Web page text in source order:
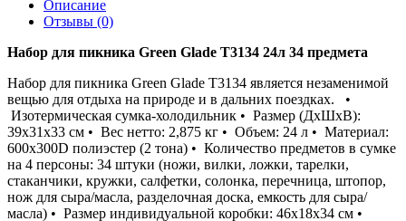
Описание
Отзывы (0)
Набор для пикника Green Glade Т3134 24л 34 предмета
Набор для пикника Green Glade T3134 является незаменимой
вещью для отдыха на природе и в дальних поездках. •
Изотермическая сумка-холодильник • Размер (ДхШхВ):
39х31х33 см • Вес нетто: 2,875 кг • Объем: 24 л • Материал:
600х300D полиэстер (2 тона) • Количество предметов в сумке
на 4 персоны: 34 штуки (ножи, вилки, ложки, тарелки,
стаканчики, кружки, салфетки, солонка, перечница, штопор,
нож для сыра/масла, разделочная доска, емкость для сыра/
масла) • Размер индивидуальной коробки: 46х18х34 см •